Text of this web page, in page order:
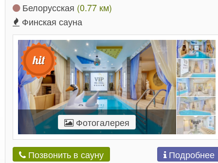
Белорусская (0.77 км)
Финская сауна
Фотогалерея
Позвонить в сауну Подробнее